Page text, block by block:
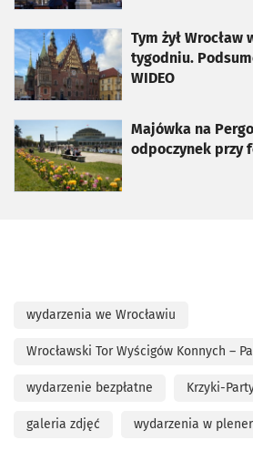
Tym żył
tygodniu.
WIDEO
otworzy się w nowej karcie
Majówka na
odpoczynek przy
otworzy się w nowej karcie
wydarzenia we Wrocławiu
Wrocławski Tor Wyścigów Konnych –
wydarzenie bezpłatne Krzyki-
galeria zdjęć wydarzenia w